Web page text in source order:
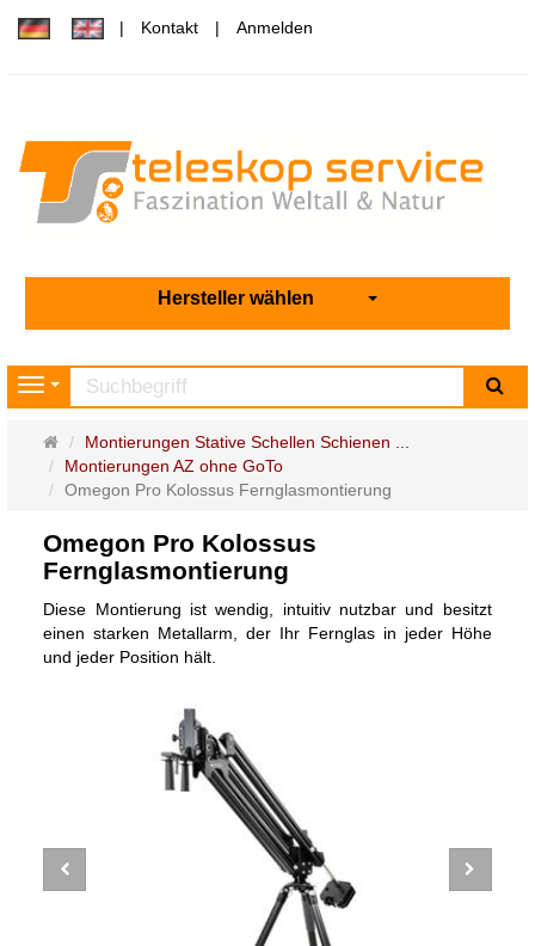
Kontakt Anmelden
Hersteller wählen
Navigation
Startseite
Montierungen Stative Schellen Schienen ...
Montierungen AZ ohne GoTo
Omegon Pro Kolossus Fernglasmontierung
Omegon Pro Kolossus
Fernglasmontierung
Diese Montierung ist wendig, intuitiv nutzbar und besitzt
einen starken Metallarm, der Ihr Fernglas in jeder Höhe
und jeder Position hält.